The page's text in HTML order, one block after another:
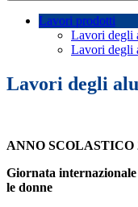
Lavori prodotti
Lavori degli
Lavori degli
Lavori degli
ANNO SCOLASTICO
Giornata
le donne